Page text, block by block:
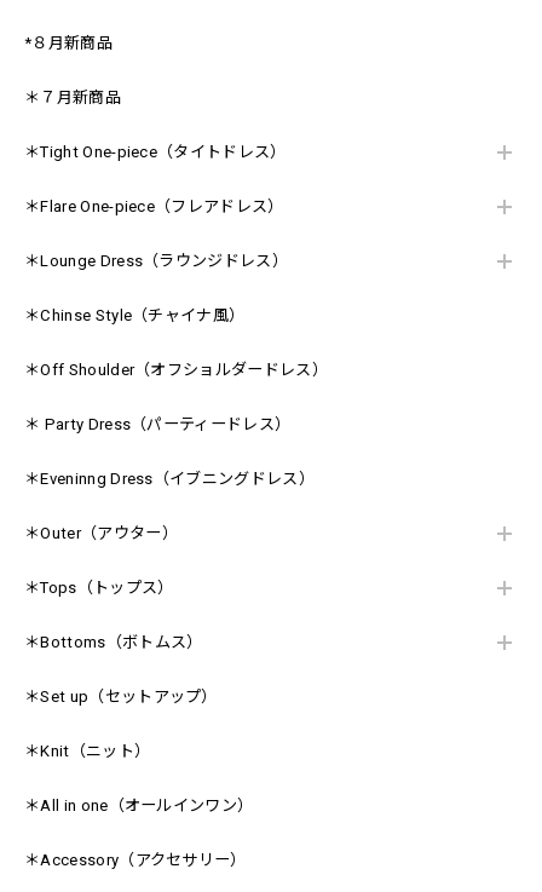
*８月新商品
＊７月新商品
＊Tight One-piece（タイトドレス）
＊Flare One-piece（フレアドレス）
＊Lounge Dress（ラウンジドレス）
＊Chinse Style（チャイナ風）
＊Off Shoulder（オフショルダードレス）
＊ Party Dress（パーティードレス）
＊Eveninng Dress（イブニングドレス）
＊Outer（アウター）
＊Tops（トップス）
＊Bottoms（ボトムス）
＊Set up（セットアップ）
＊Knit（ニット）
＊All in one（オールインワン）
＊Accessory（アクセサリー）